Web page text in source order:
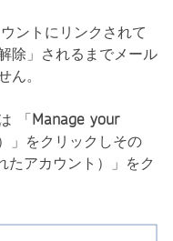
ントにリンクされて
除」されるまでメール
。
「Manage your
」をクリックしその
たアカウント）」をク